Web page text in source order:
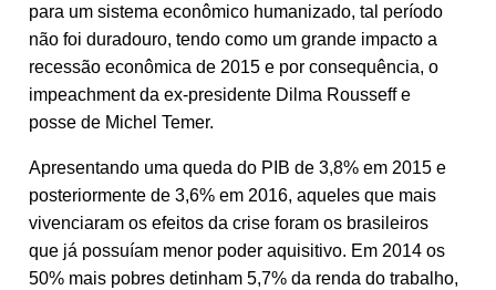
para um sistema econômico humanizado, tal período
não foi duradouro, tendo como um grande impacto a
recessão econômica de 2015 e por consequência, o
impeachment da ex-presidente Dilma Rousseff e
posse de Michel Temer.
Apresentando uma queda do PIB de 3,8% em 2015 e
posteriormente de 3,6% em 2016, aqueles que mais
vivenciaram os efeitos da crise foram os brasileiros
que já possuíam menor poder aquisitivo. Em 2014 os
50% mais pobres detinham 5,7% da renda do trabalho,